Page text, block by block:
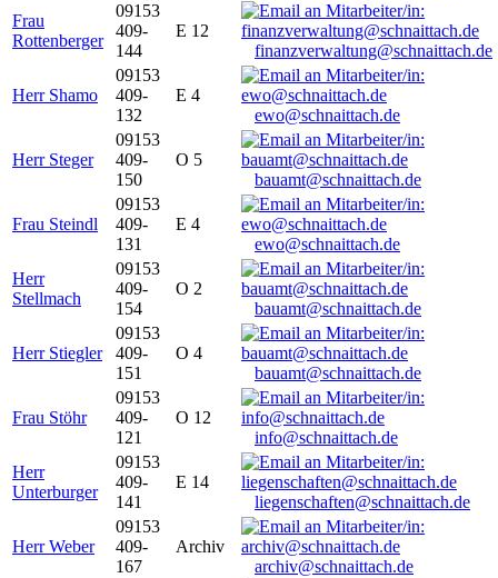
Frau
Rottenberger
09153
409-
144
E 12
finanzverwaltung@schnaittach.de
Herr Shamo
09153
409-
132
E 4
ewo@schnaittach.de
Herr Steger
09153
409-
150
O 5
bauamt@schnaittach.de
Frau Steindl
09153
409-
131
E 4
ewo@schnaittach.de
Herr
Stellmach
09153
409-
154
O 2
bauamt@schnaittach.de
Herr Stiegler
09153
409-
151
O 4
bauamt@schnaittach.de
Frau Stöhr
09153
409-
121
O 12
info@schnaittach.de
Herr
Unterburger
09153
409-
141
E 14
liegenschaften@schnaittach.de
Herr Weber
09153
409-
167
Archiv
archiv@schnaittach.de